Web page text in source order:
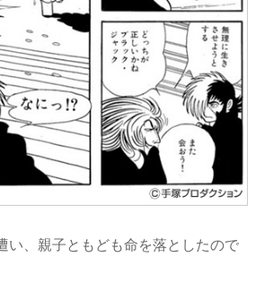
い、親子ともども命を落としたので